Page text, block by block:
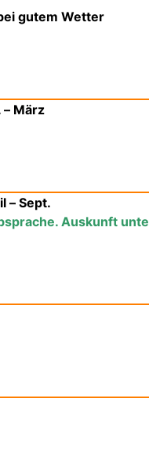
gutem Wetter
März
– Sept.
Auskunft